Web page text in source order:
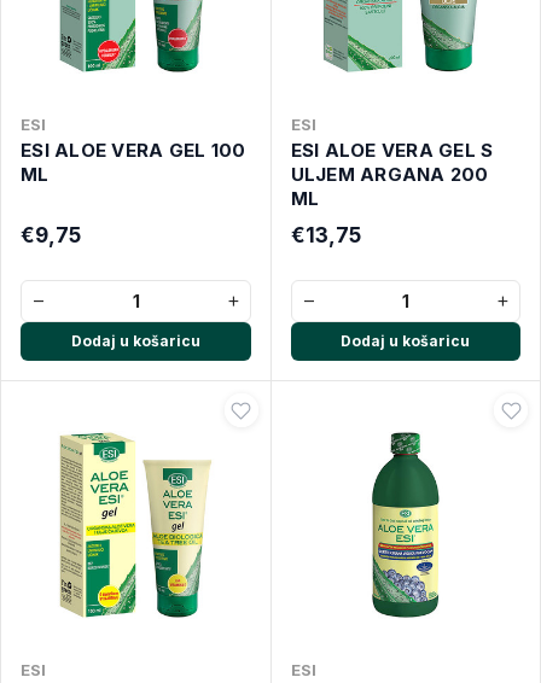
ESI
ESI ALOE VERA GEL 100
ML
€9,75
− +
Dodaj u košaricu
ESI
ESI ALOE VERA GEL S
ULJEM ARGANA 200
ML
€13,75
− +
Dodaj u košaricu
ESI ESI